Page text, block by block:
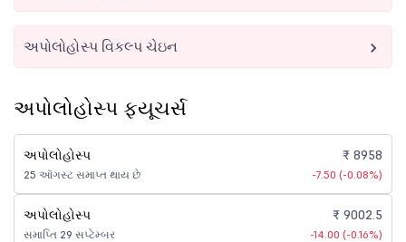
અપોલોહોસ્પ વિકલ્પ ચેઇન
અપોલોહોસ્પ ફ્યૂચર્સ
અપોલોહોસ્પ
25 ઑગસ્ટ સમાપ્ત થાય છે
₹ 8958
-7.50 (-0.08%)
અપોલોહોસ્પ
સમાપ્તિ 29 સપ્ટેમ્બર
₹ 9002.5
-14.00 (-0.16%)